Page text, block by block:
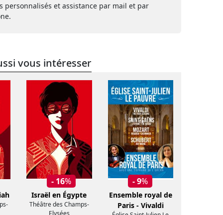
personnalisés et assistance par mail et par
vous intéresser
- 16%
Israël en Égypte
Théâtre des Champs-
- 9%
Ensemble royal de
Paris - Vivaldi